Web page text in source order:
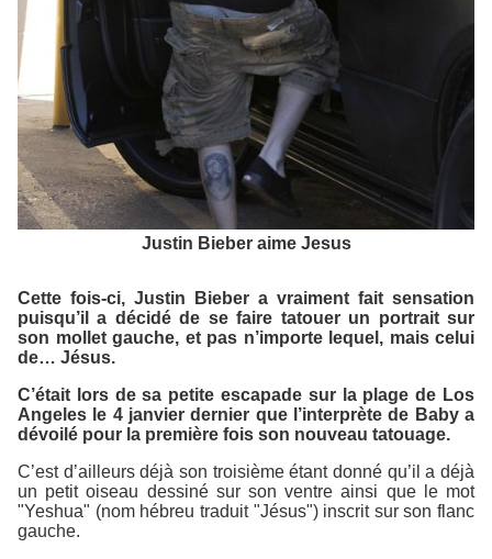
Justin Bieber aime Jesus
Cette fois-ci, Justin Bieber a vraiment fait sensation
puisqu’il a décidé de se faire tatouer un portrait sur
son mollet gauche, et pas n’importe lequel, mais celui
de… Jésus.
C’était lors de sa petite escapade sur la plage de Los
Angeles le 4 janvier dernier que l’interprète de Babya
dévoilé pour la première fois son nouveau tatouage.
C’est d’ailleurs déjà son troisième étant donné qu’il a déjà
un petit oiseau dessiné sur son ventre ainsi que le mot
"Yeshua" (nom hébreu traduit "Jésus") inscrit sur son flanc
gauche.